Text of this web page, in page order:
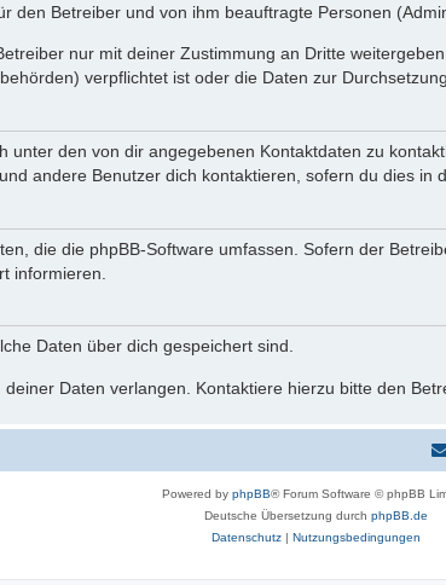
den Betreiber und von ihm beauftragte Personen
nur mit deiner Zustimmung an Dritte
verpflichtet ist oder die Daten zur
unter den von dir angegebenen Kontaktdaten zu
andere Benutzer dich kontaktieren, sofern du dies in
die die phpBB-Software umfassen. Sofern der
informieren.
Daten über dich gespeichert sind.
Daten verlangen. Kontaktiere hierzu bitte den
Powered by phpBB® Forum Software © phpBB
Deutsche Übersetzung durch phpBB.de
Datenschutz| Nutzungsbedingungen